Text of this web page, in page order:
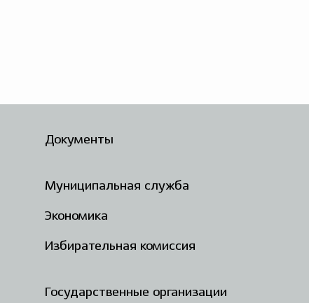
Документы
Муниципальная служба
Экономика
Избирательная комиссия
Государственные организации